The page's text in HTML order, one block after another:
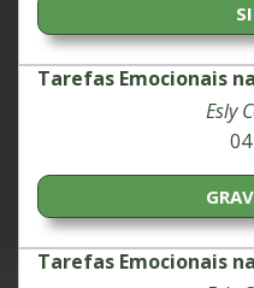
Tarefas Emocionais
Esly
Tarefas Emocionais